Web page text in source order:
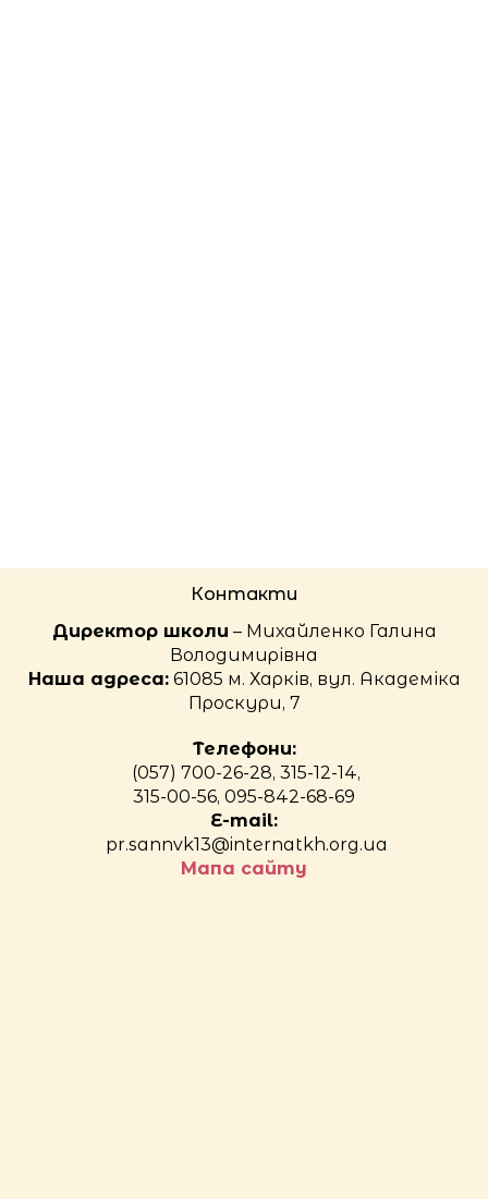
Контакти
Директор школи – Михайленко Галина
Володимирівна
Наша адреса:61085 м. Харків, вул. Академіка
Проскури, 7
Телефони:
(057) 700-26-28, 315-12-14,
315-00-56, 095-842-68-69
E-mail:
pr.sannvk13@internatkh.org.ua
Мапа сайту